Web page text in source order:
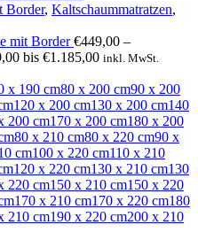
Border, Kaltschaummatratzen,
mit Border€449,00 –
bis €1.185,00 inkl. MwSt.
x 190 cm80 x 200 cm90 x 200
120 x 200 cm130 x 200 cm140
200 cm170 x 200 cm180 x 200
80 x 210 cm80 x 220 cm90 x
cm100 x 220 cm110 x 210
120 x 220 cm130 x 210 cm130
220 cm150 x 210 cm150 x 220
170 x 210 cm170 x 220 cm180
210 cm190 x 220 cm200 x 210